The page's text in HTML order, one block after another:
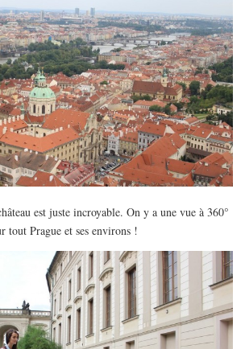
est juste incroyable. On y a une vue à 360°
tout Prague et ses environs !